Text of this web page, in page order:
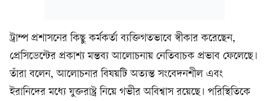
ট্রাম্প প্রশাসনের কিছু কর্মকর্তা ব্যক্তিগতভাবে স্বীকার করেছেন,
প্রেসিডেন্টের প্রকাশ্য মন্তব্য আলোচনায় নেতিবাচক প্রভাব ফেলেছে।
তাঁরা বলেন, আলোচনার বিষয়টি অত্যন্ত সংবেদনশীল এবং
ইরানিদের মধ্যে যুক্তরাষ্ট্র নিয়ে গভীর অবিশ্বাস রয়েছে। পরিস্থিতিকে